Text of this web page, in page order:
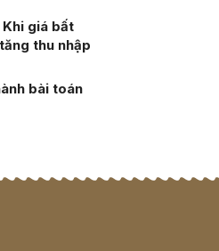
Khi giá bất
thu nhập
bài toán